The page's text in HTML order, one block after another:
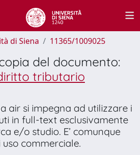
di Siena 11365/1009025
del documento:
tributario
air si impegna ad utilizzare i
in full-text esclusivamente
e/o studio. E’ comunque
uso commerciale.